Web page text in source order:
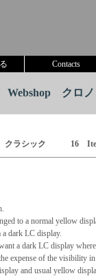
Contacts
Webshop クロ
クラシック 16
to a normal yellow
dark LC display.
a dark LC display
expense of the visibility
and usual yellow